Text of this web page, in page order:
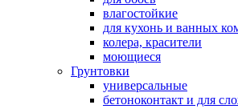
влагостойкие
для кухонь и ванных
колера, красители
моющиеся
Грунтовки
универсальные
бетоноконтакт и для